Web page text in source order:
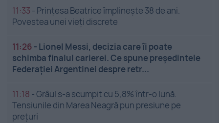
11:33 - Prințesa Beatrice împlinește 38 de ani.
Povestea unei vieți discrete
11:26 - Lionel Messi, decizia care îi poate
schimba finalul carierei. Ce spune președintele
Federației Argentinei despre retr...
11:18 -Grâul s-a scumpit cu 5,8% într-o lună.
Tensiunile din Marea Neagră pun presiune pe
prețuri